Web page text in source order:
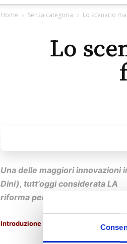
Home Senza categoria Lo scenario
Lo
Una delle maggiori
Dini), tutt’oggi considerata LA
riforma per i suoi contenuti
Introduzione all’articolo